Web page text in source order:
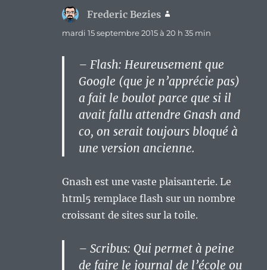
Frederic Bezies
mardi 15 septembre 2015 à 20 h 35 min
– Flash: Heureusement que
Google (que je n’apprécie pas)
a fait le boulot parce que si il
avait fallu attendre Gnash and
co, on serait toujours bloqué à
une version ancienne.
Gnash est une vaste plaisanterie. Le
html5 remplace flash sur un nombre
croissant de sites sur la toile.
– Scribus: Qui permet à peine
de faire le journal de l’école ou